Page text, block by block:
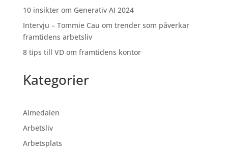
10 insikter om Generativ AI 2024
Intervju – Tommie Cau om trender som påverkar
framtidens arbetsliv
8 tips till VD om framtidens kontor
Kategorier
Almedalen
Arbetsliv
Arbetsplats